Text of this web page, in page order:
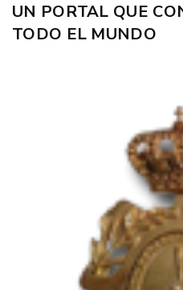
UN PORTAL QUE
TODO EL MUNDO